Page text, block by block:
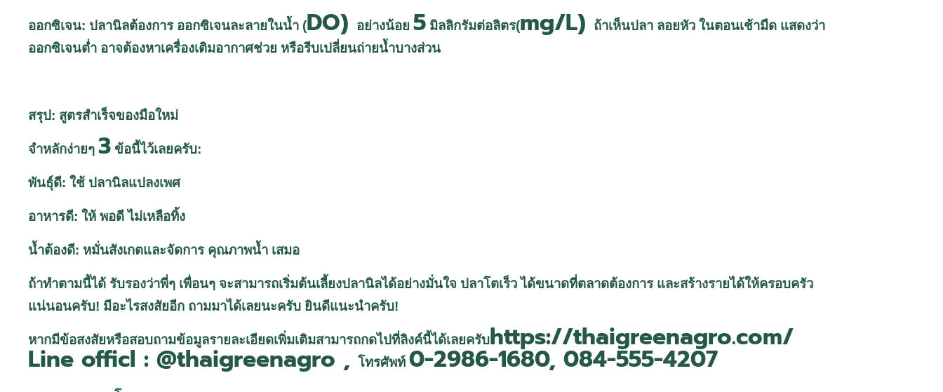
ออกซิเจน: ปลานิลต้องการ ออกซิเจนละลายในน้ำ (DO) อย่างน้อย 5 มิลลิกรัมต่อลิตร(mg/L)
ถ้าเห็นปลา ลอยหัว ในตอนเช้ามืด แสดงว่า
ออกซิเจนต่ำ อาจต้องหาเครื่องเติมอากาศช่วย หรือรีบเปลี่ยนถ่ายน้ำบางส่วน
สรุป: สูตรสำเร็จของมือใหม่
จำหลักง่ายๆ 3 ข้อนี้ไว้เลยครับ:
พันธุ์ดี: ใช้ ปลานิลแปลงเพศ
อาหารดี: ให้ พอดี ไม่เหลือทิ้ง
น้ำต้องดี: หมั่นสังเกตและจัดการ คุณภาพน้ำ เสมอ
ถ้าทำตามนี้ได้ รับรองว่าพี่ๆ เพื่อนๆ จะสามารถเริ่มต้นเลี้ยงปลานิลได้อย่างมั่นใจ ปลาโตเร็ว ได้ขนาดที่ตลาดต้องการ และสร้างรายได้ให้ครอบครัว
แน่นอนครับ! มีอะไรสงสัยอีก ถามมาได้เลยนะครับ ยินดีแนะนำครับ!
หากมีข้อสงสัยหรือสอบถามข้อมูลรายละเอียดเพิ่มเติมสามารถกดไปที่ลิงค์นี้ได้เลยครับhttps://thaigreenagro.com/
Line officl : @thaigreenagro , โทรศัพท์ 0-2986-1680, 084-555-4207